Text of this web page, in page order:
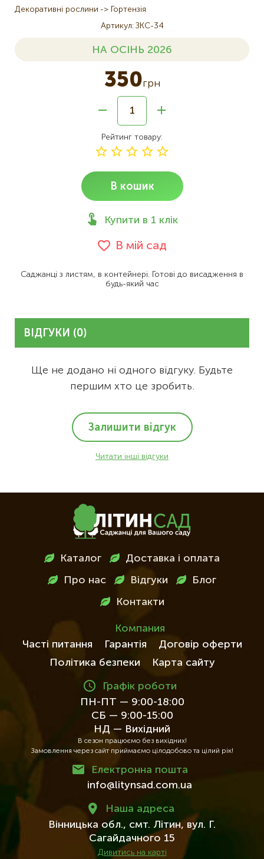
Декоративні рослини
Гортензія
Артикул ЗКС-34
НА ОСІНЬ 2026
350грн
Рейтинг товару
В кошик
Купити в 1 клік
В мій сад
Саджанці з листям, в контейнері. Готові до висадження в
будь-який час
ВІДГУКИ (0)
Ще не додано ні одного відгуку. Будьте
першим хто це зробить.
Залишити відгук
Читати інші відгуки
Каталог Доставка і оплата
Про нас Відгуки Блог
Контакти
Компания
Часті питання
Гарантія
Договір оферти
Політика безпеки
Карта сайту
Графік роботи
ПН-ПТ — 9:00-18:00
СБ — 9:00-15:00
НД — Вихідний
В сезон працюємо без вихідних!
Замовлення через сайт приймаємо цілодобово та цілий рік!
Електронна пошта
info@litynsad.com.ua
Наша адреса
Вінницька обл., смт. Літин, вул. Г.
Сагайдачного 15
Дивитись на карті